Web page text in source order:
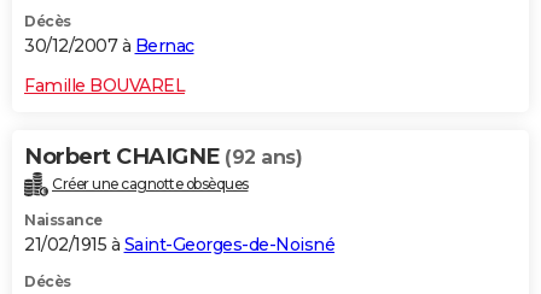
Décès
30/12/2007 à Bernac
Famille BOUVAREL
Norbert CHAIGNE (92 ans)
Créer une cagnotte obsèques
Naissance
21/02/1915 à Saint-Georges-de-Noisné
Décès